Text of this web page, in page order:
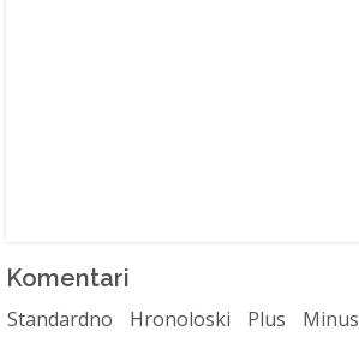
Komentari
Standardno Hronoloski Plus Minus